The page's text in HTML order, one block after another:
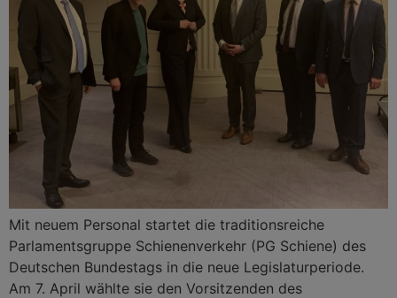
Mit neuem Personal startet die traditionsreiche
Parlamentsgruppe Schienenverkehr (PG Schiene) des
Deutschen Bundestags in die neue Legislaturperiode.
Am 7. April wählte sie den Vorsitzenden des